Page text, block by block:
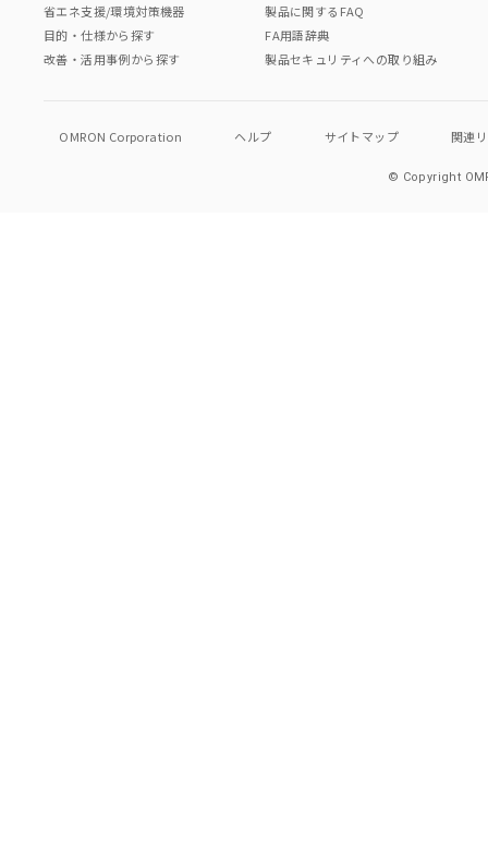
省エネ支援/環境対策機器
目的・仕様から探す
改善・活用事例から探す
製品に関するFAQ
FA用語辞典
製品セキュリティへの取り組み
OMRON Corporation ヘルプ サイトマップ 関連
© Copyright